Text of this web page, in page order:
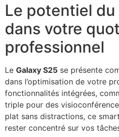
Le potentiel du
dans votre
professionnel
Le Galaxy S25 se présente
dans l’optimisation de votre
fonctionnalités intégrées,
triple pour des
plat sans distractions, ce
rester concentré sur vos